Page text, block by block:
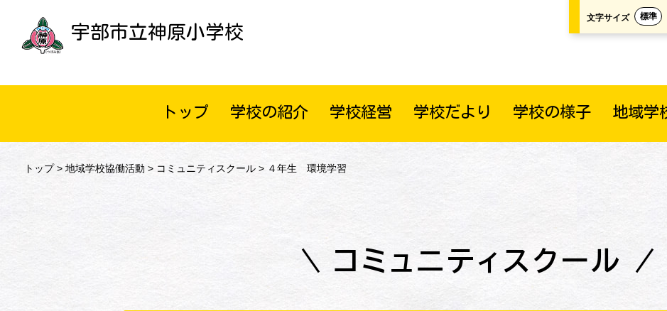
宇部市立神原小学校
文字サイズ 標準
トップ 学校の紹介 学校経営 学校だより 学校の様子 地域学
トップ> 地域学校協働活動 > コミュニティスクール> ４年生 環境学習
コミュニティスクール